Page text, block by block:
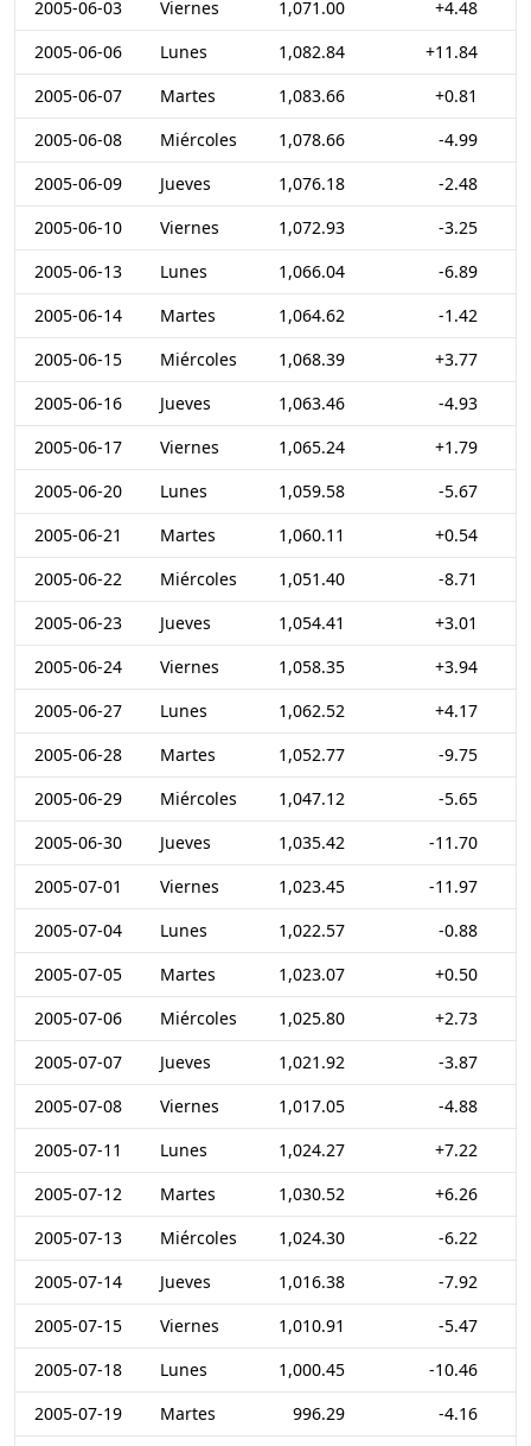
2005-06-03 Viernes 1,071.00
+4.48
2005-06-06
Lunes 1,082.84
+11.84
2005-06-07
Martes 1,083.66
+0.81
2005-06-08
Miércoles 1,078.66
-4.99
2005-06-09
Jueves 1,076.18
-2.48
2005-06-10
Viernes 1,072.93
-3.25
2005-06-13
Lunes 1,066.04
-6.89
2005-06-14
Martes 1,064.62
-1.42
2005-06-15
Miércoles 1,068.39
+3.77
2005-06-16
Jueves 1,063.46
-4.93
2005-06-17
Viernes 1,065.24
+1.79
2005-06-20
Lunes 1,059.58
-5.67
2005-06-21
Martes 1,060.11
+0.54
2005-06-22
Miércoles 1,051.40
-8.71
2005-06-23
Jueves 1,054.41
+3.01
2005-06-24
Viernes 1,058.35
+3.94
2005-06-27
Lunes 1,062.52
+4.17
2005-06-28
Martes 1,052.77
-9.75
2005-06-29
Miércoles 1,047.12
-5.65
2005-06-30
Jueves 1,035.42
-11.70
2005-07-01
Viernes 1,023.45
-11.97
2005-07-04
Lunes 1,022.57
-0.88
2005-07-05
Martes 1,023.07
+0.50
2005-07-06
Miércoles 1,025.80
+2.73
2005-07-07
Jueves 1,021.92
-3.87
2005-07-08
Viernes 1,017.05
-4.88
2005-07-11
Lunes 1,024.27
+7.22
2005-07-12
Martes 1,030.52
+6.26
2005-07-13
Miércoles 1,024.30
-6.22
2005-07-14
Jueves 1,016.38
-7.92
2005-07-15
Viernes 1,010.91
-5.47
2005-07-18
Lunes 1,000.45
-10.46
2005-07-19
Martes 996.29
-4.16